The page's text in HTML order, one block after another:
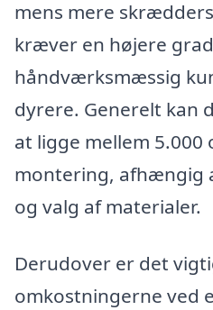
mens mere
kræver en højere
håndværksmæssig
dyrere. Generelt kan
at ligge mellem 5.000
montering, afhængig
og valg af materialer.
Derudover er det
omkostningerne ved